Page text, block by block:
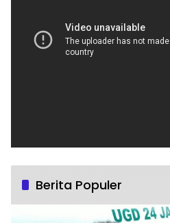
Berita Populer